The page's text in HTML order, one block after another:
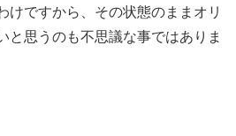
けですから、その状態のままオリ
と思うのも不思議な事ではありま